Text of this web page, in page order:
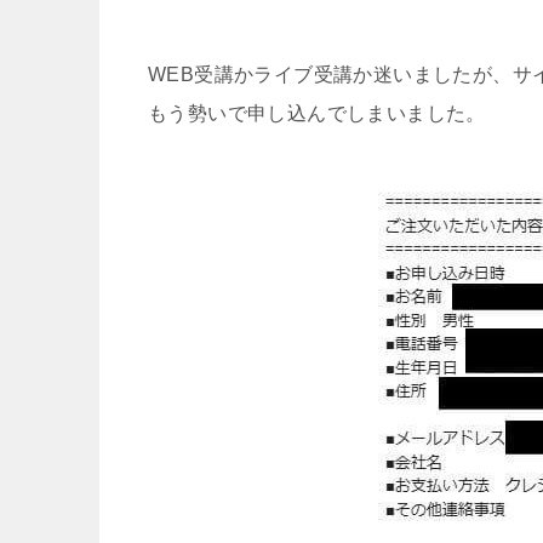
WEB受講かライブ受講か迷いましたが、
もう勢いで申し込んでしまいました。